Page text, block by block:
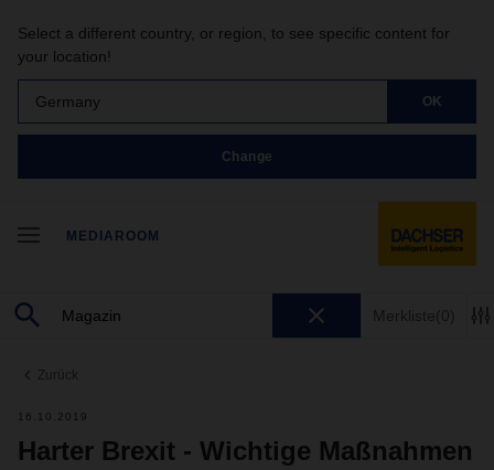
Select a different country, or region, to see specific content for
your location!
Germany OK
Change
MEDIAROOM
Merkliste(0)
Zurück
16.10.2019
Harter Brexit - Wichtige Maßnahmen